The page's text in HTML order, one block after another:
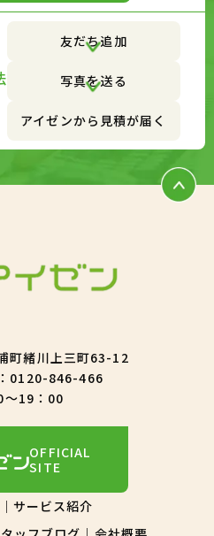
友だち追加
写真を送る
アイゼンから見積が届く
町緒川上三町63-12
0120-846-466
～19：00
OFFICIAL
SITE
サービス紹介